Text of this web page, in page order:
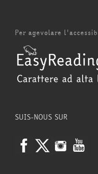
Per agevolare
SUIS-NOUS SUR